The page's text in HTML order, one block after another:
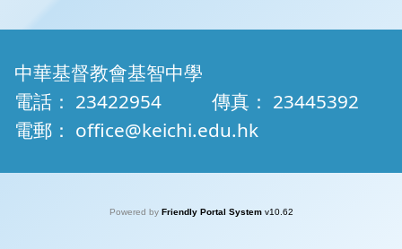
中華基督教會基智中學
電話： 23422954 傳真： 23445392
電郵： office@keichi.edu.hk
Powered by Friendly Portal System v10.62